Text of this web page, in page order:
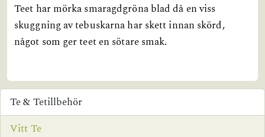
Teet har mörka smaragdgröna blad då en viss
skuggning av tebuskarna har skett innan skörd,
något som ger teet en sötare smak.
Te & Tetillbehör
Vitt Te